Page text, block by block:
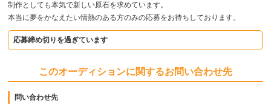
制作としても本気で新しい原石を求めています。
本当に夢をかなえたい情熱のある方のみの応募をお待ちしております。
応募締め切りを過ぎています
このオーディションに関するお問い合わせ先
問い合わせ先